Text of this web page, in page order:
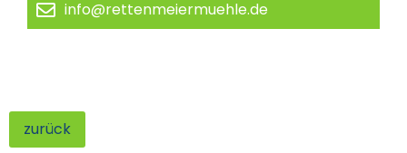
info@rettenmeiermuehle.de
zurück